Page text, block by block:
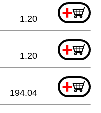
+
1.20
+
1.20
+
194.04